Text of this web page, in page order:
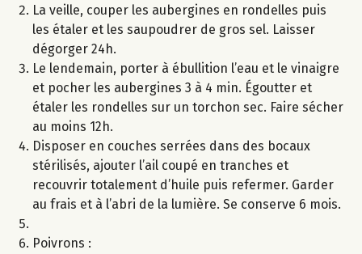
La veille, couper les aubergines en rondelles puis
les étaler et les saupoudrer de gros sel. Laisser
dégorger 24h.
Le lendemain, porter à ébullition l’eau et le vinaigre
et pocher les aubergines 3 à 4 min. Égoutter et
étaler les rondelles sur un torchon sec. Faire sécher
au moins 12h.
Disposer en couches serrées dans des bocaux
stérilisés, ajouter l’ail coupé en tranches et
recouvrir totalement d’huile puis refermer. Garder
au frais et à l’abri de la lumière. Se conserve 6 mois.
Poivrons :